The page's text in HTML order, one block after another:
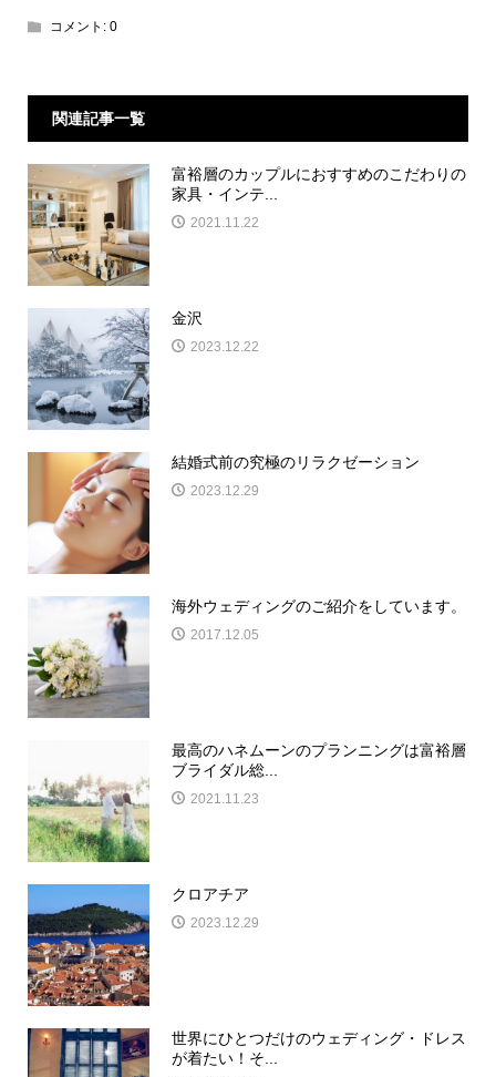
コメント: 0
関連記事一覧
富裕層のカップルにおすすめのこだわりの
家具・インテ...
2021.11.22
金沢
2023.12.22
結婚式前の究極のリラクゼーション
2023.12.29
海外ウェディングのご紹介をしています。
2017.12.05
最高のハネムーンのプランニングは富裕層
ブライダル総...
2021.11.23
クロアチア
2023.12.29
世界にひとつだけのウェディング・ドレス
が着たい！そ...